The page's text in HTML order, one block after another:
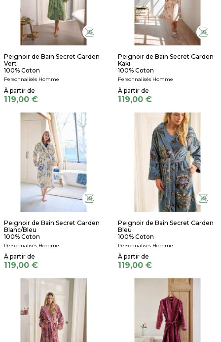
Peignoir de Bain Secret Garden
Vert
100% Coton
Personnalisés Homme
119,00 €
Peignoir de Bain Secret Garden
Kaki
100% Coton
Personnalisés Homme
119,00 €
Peignoir de Bain Secret Garden
Blanc/Bleu
100% Coton
Personnalisés Homme
119,00 €
Peignoir de Bain Secret Garden
Bleu
100% Coton
Personnalisés Homme
119,00 €